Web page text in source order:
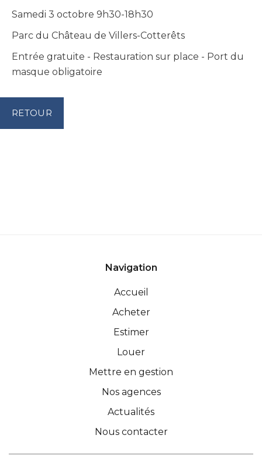
Samedi 3 octobre 9h30-18h30
Parc du Château de Villers-Cotterêts
Entrée gratuite - Restauration sur place - Port du
masque obligatoire
RETOUR
Navigation
Accueil
Acheter
Estimer
Louer
Mettre en gestion
Nos agences
Actualités
Nous contacter